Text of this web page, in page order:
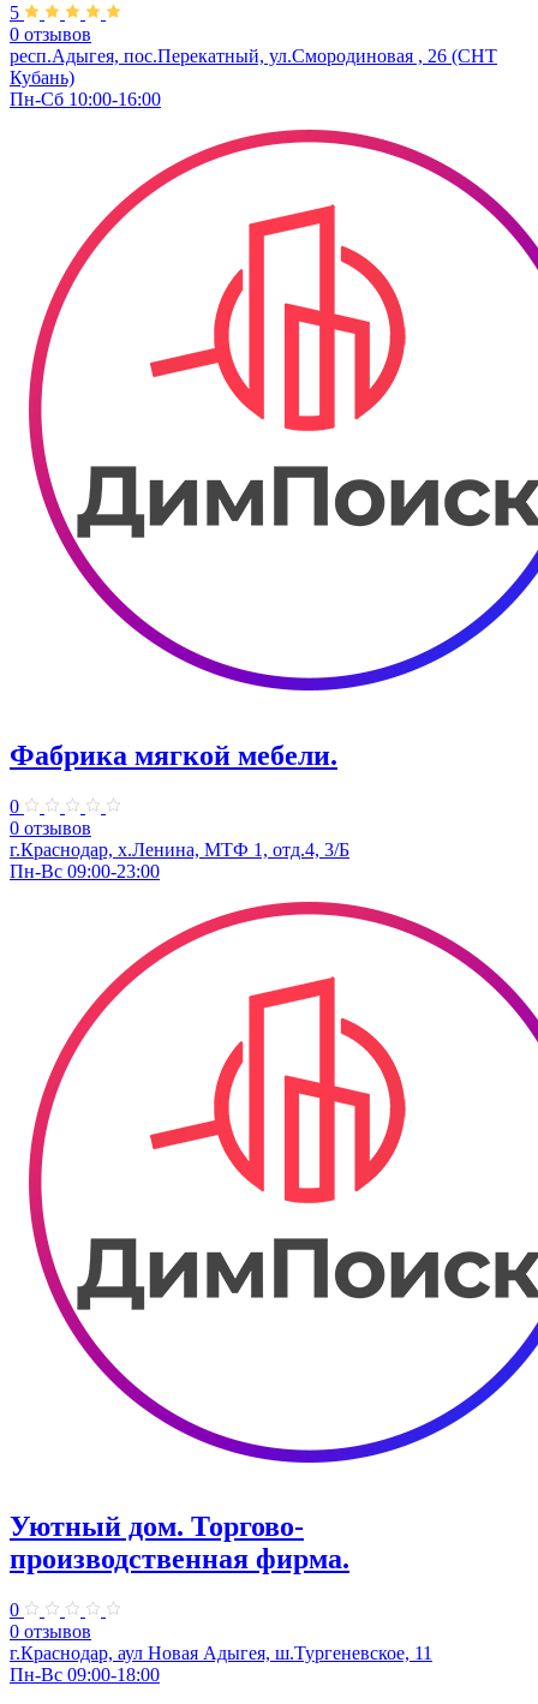
5
0 отзывов
респ.Адыгея, пос.Перекатный, ул.Смородиновая , 26 (СНТ
Кубань)
Пн-Сб 10:00-16:00
Фабрика мягкой мебели.
0
0 отзывов
г.Краснодар, х.Ленина, МТФ 1, отд.4, 3/Б
Пн-Вс 09:00-23:00
Уютный дом. Торгово-
производственная фирма.
0
0 отзывов
г.Краснодар, аул Новая Адыгея, ш.Тургеневское, 11
Пн-Вс 09:00-18:00